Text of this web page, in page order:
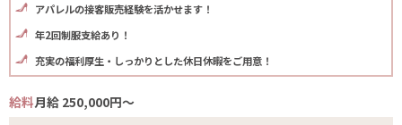
アパレルの接客販売経験を活かせます！
年2回制服支給あり！
充実の福利厚生・しっかりとした休日休暇をご用意！
給料月給 250,000円～